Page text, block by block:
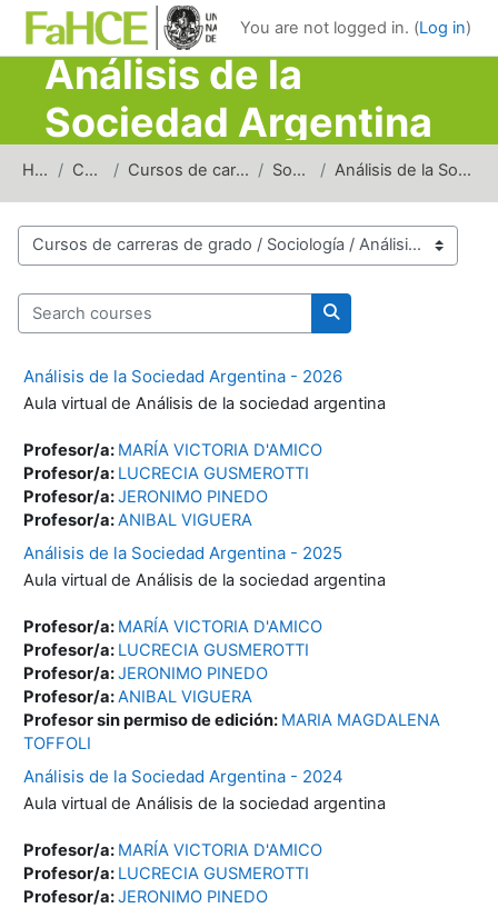
Skip to main content
You are not logged in. (Log in)
Análisis de la
Sociedad Argentina
Home Courses Cursos de carreras de grado Sociología Análisis de la Sociedad Argentina
Course categories
Search courses
Search courses
Análisis de la Sociedad Argentina - 2026
Aula virtual de Análisis de la sociedad argentina
Profesor/a: MARÍA VICTORIA D'AMICO
Profesor/a: LUCRECIA GUSMEROTTI
Profesor/a:JERONIMO PINEDO
Profesor/a:ANIBAL VIGUERA
Análisis de la Sociedad Argentina - 2025
Aula virtual de Análisis de la sociedad argentina
Profesor/a: MARÍA VICTORIA D'AMICO
Profesor/a: LUCRECIA GUSMEROTTI
Profesor/a:JERONIMO PINEDO
Profesor/a:ANIBAL VIGUERA
Profesor sin permiso de edición: MARIA MAGDALENA
TOFFOLI
Análisis de la Sociedad Argentina - 2024
Aula virtual de Análisis de la sociedad argentina
Profesor/a: MARÍA VICTORIA D'AMICO
Profesor/a: LUCRECIA GUSMEROTTI
Profesor/a:JERONIMO PINEDO